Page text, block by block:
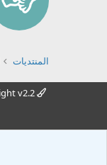
المنتديات